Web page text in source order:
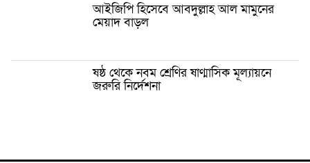
আইজিপি হিসেবে আবদুল্লাহ আল মামুনের
মেয়াদ বাড়ল
ষষ্ঠ থেকে নবম শ্রেণির ষাণ্মাসিক মূল্যায়নে
জরুরি নির্দেশনা